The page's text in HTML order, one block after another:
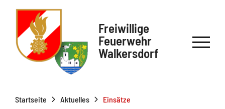
Freiwillige
Feuerwehr
Walkersdorf
Startseite Aktuelles Einsätze